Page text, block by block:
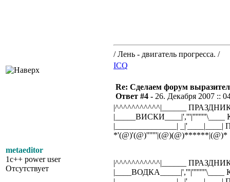
/ Лень - двигатель прогресса. /
ICQ
metaeditor
1c++ power user
Отсутствует
Re: Сделаем форум
Ответ #4 - 26. Декабря 2007 ::
|^^^^^^^^^^^|______
|_______________|
*'(@)'(@)'''''''|(@)(@)******|(@)*
|^^^^^^^^^^^|______